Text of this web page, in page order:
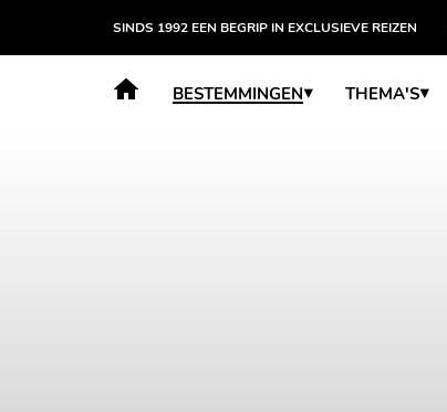
SINDS 1992 EEN BEGRIP IN EXCLUSIEVE REIZEN
BESTEMMINGEN THEMA'S